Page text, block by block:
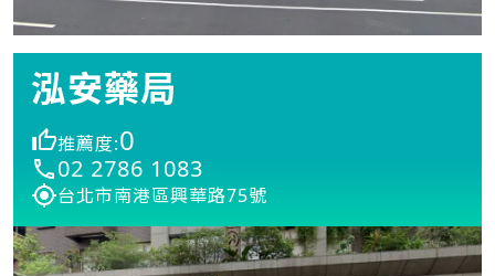
泓安藥局
推薦度:0
02 2786 1083
台北市南港區興華路75號